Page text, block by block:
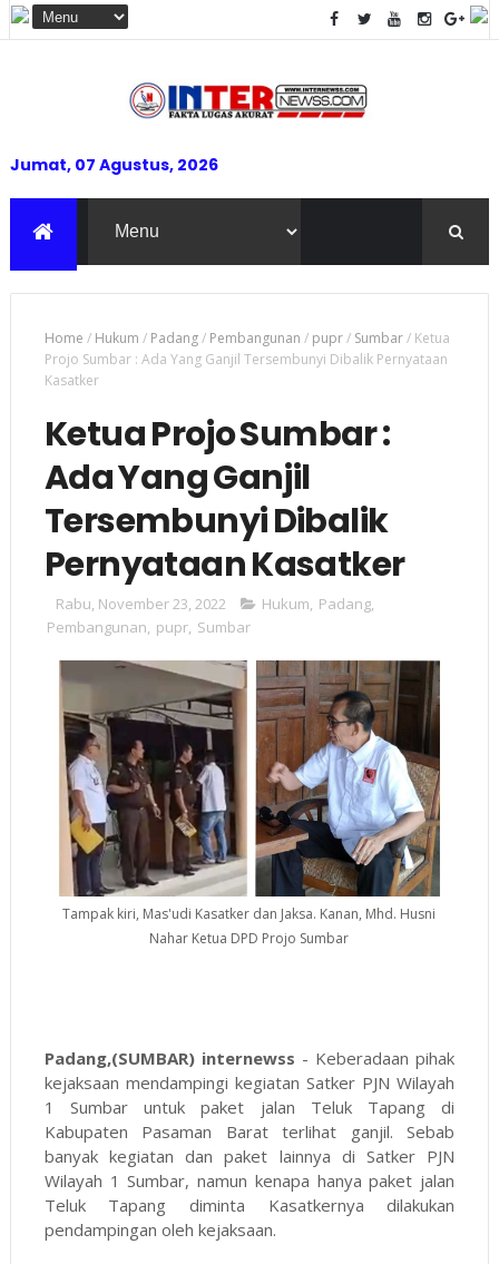
Jumat, 07 Agustus, 2026
Home / Hukum / Padang/ Pembangunan / pupr/ Sumbar/ Ketua
Projo Sumbar : Ada Yang Ganjil Tersembunyi Dibalik Pernyataan
Kasatker
Ketua Projo Sumbar :
Ada Yang Ganjil
Tersembunyi Dibalik
Pernyataan Kasatker
Rabu, November 23, 2022 Hukum, Padang,
Pembangunan, pupr, Sumbar
Tampak kiri, Mas'udi Kasatker dan Jaksa. Kanan, Mhd. Husni
Nahar Ketua DPD Projo Sumbar
Padang,(SUMBAR) internewss - Keberadaan pihak
kejaksaan mendampingi kegiatan Satker PJN Wilayah
1 Sumbar untuk paket jalan Teluk Tapang di
Kabupaten Pasaman Barat terlihat ganjil. Sebab
banyak kegiatan dan paket lainnya di Satker PJN
Wilayah 1 Sumbar, namun kenapa hanya paket jalan
Teluk Tapang diminta Kasatkernya dilakukan
pendampingan oleh kejaksaan.